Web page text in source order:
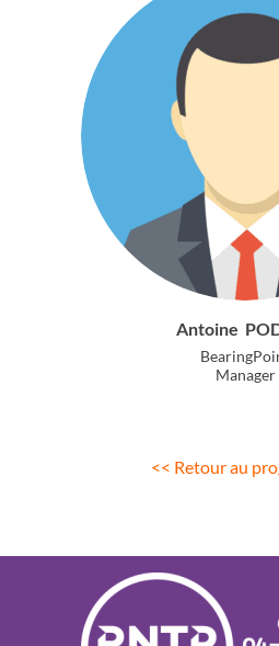
Antoine
Manager
<< Retour au